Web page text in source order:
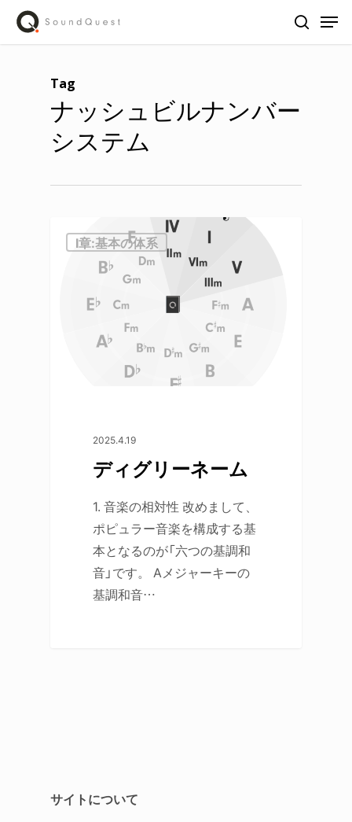
Skip
search
Tag
ナッシュビルナンバー
システム
Ⅰ章:基本の体系
2025.4.19
ディグリーネーム
1. 音楽の相対性 改めまして、
ポピュラー音楽を構成する基
本となるのが「六つの基調和
音」です。 Aメジャーキーの
基調和音…
サイトについて